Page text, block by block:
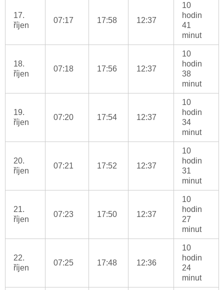
17.
říjen
07:17 17:58 12:37
10
hodin
41
minut
18.
říjen
07:18 17:56 12:37
10
hodin
38
minut
19.
říjen
07:20 17:54 12:37
10
hodin
34
minut
20.
říjen
07:21 17:52 12:37
10
hodin
31
minut
21.
říjen
07:23 17:50 12:37
10
hodin
27
minut
22.
říjen
07:25 17:48 12:36
10
hodin
24
minut